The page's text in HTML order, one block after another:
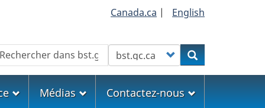
Canada.ca | English
Customize your searchRechercher
Médias Contactez-nous